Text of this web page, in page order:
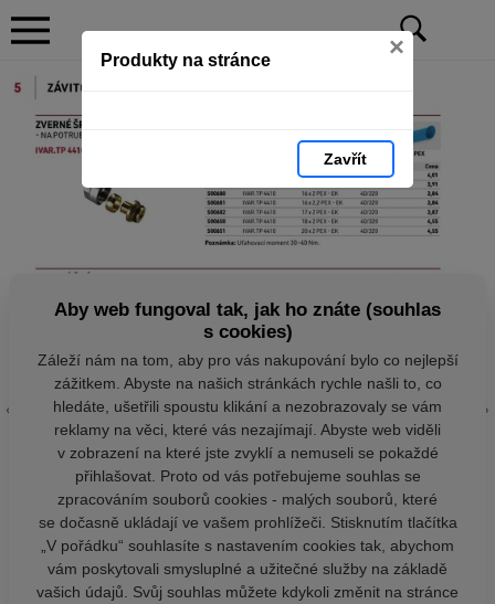
Produkty na stránce ×
Zavřít
Aby web fungoval tak, jak ho znáte (souhlas
s cookies)
Záleží nám na tom, aby pro vás nakupování bylo co nejlepší
zážitkem. Abyste na našich stránkách rychle našli to, co
hledáte, ušetřili spoustu klikání a nezobrazovaly se vám
reklamy na věci, které vás nezajímají. Abyste web viděli
v zobrazení na které jste zvyklí a nemuseli se pokaždé
přihlašovat. Proto od vás potřebujeme souhlas se
zpracováním souborů cookies - malých souborů, které
se dočasně ukládají ve vašem prohlížeči. Stisknutím tlačítka
„V pořádku“ souhlasíte s nastavením cookies tak, abychom
vám poskytovali smysluplné a užitečné služby na základě
vašich údajů. Svůj souhlas můžete kdykoli změnit na stránce